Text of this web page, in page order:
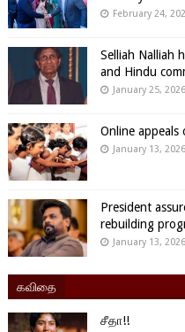
February 24,
Selliah Nalliah
and Hindu
January 25, 2026
Online
January 13, 2026
President
rebuilding
January 13, 2026
கவிதை
சீதா!!